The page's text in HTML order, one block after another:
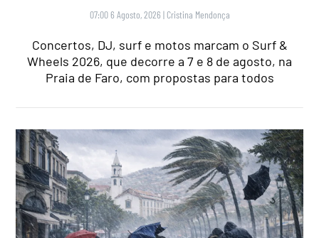
07:00 6 Agosto, 2026 | Cristina Mendonça
Concertos, DJ, surf e motos marcam o Surf &
Wheels 2026, que decorre a 7 e 8 de agosto, na
Praia de Faro, com propostas para todos